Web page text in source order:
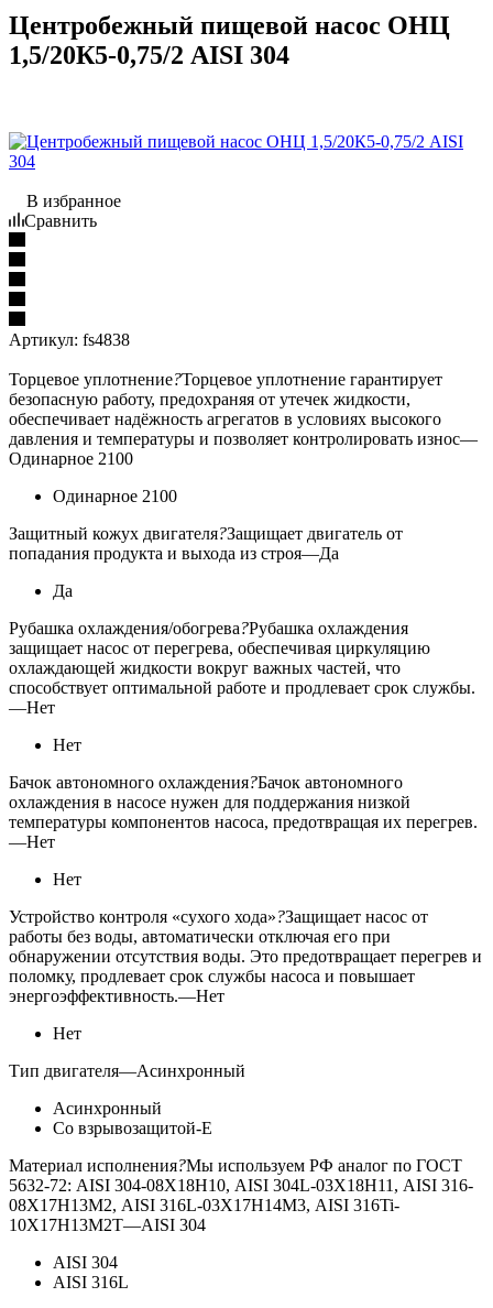
Центробежный пищевой насос ОНЦ
1,5/20К5-0,75/2 AISI 304
В избранное
Сравнить
Артикул: fs4838
Торцевое уплотнение?Торцевое уплотнение гарантирует
безопасную работу, предохраняя от утечек жидкости,
обеспечивает надёжность агрегатов в условиях высокого
давления и температуры и позволяет контролировать износ—
Одинарное 2100
Одинарное 2100
Защитный кожух двигателя?Защищает двигатель от
попадания продукта и выхода из строя—Да
Да
Рубашка охлаждения/обогрева?Рубашка охлаждения
защищает насос от перегрева, обеспечивая циркуляцию
охлаждающей жидкости вокруг важных частей, что
способствует оптимальной работе и продлевает срок службы.
—Нет
Нет
Бачок автономного охлаждения?Бачок автономного
охлаждения в насосе нужен для поддержания низкой
температуры компонентов насоса, предотвращая их перегрев.
—Нет
Нет
Устройство контроля «сухого хода»?Защищает насос от
работы без воды, автоматически отключая его при
обнаружении отсутствия воды. Это предотвращает перегрев и
поломку, продлевает срок службы насоса и повышает
энергоэффективность.—Нет
Нет
Тип двигателя—Асинхронный
Асинхронный
Со взрывозащитой-Е
Материал исполнения?Мы используем РФ аналог по ГОСТ
5632-72: AISI 304-08Х18Н10, AISI 304L-03Х18Н11, AISI 316-
08Х17Н13М2, AISI 316L-03Х17Н14М3, AISI 316Ti-
10Х17Н13М2Т—AISI 304
AISI 304
AISI 316L